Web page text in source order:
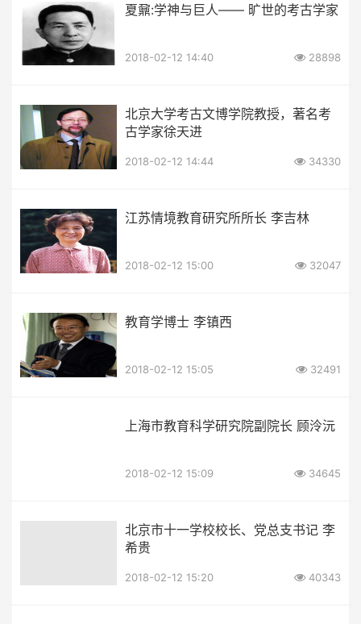
夏鼐:学神与巨人—— 旷世的考古学家
2018-02-12 14:40 28898
北京大学考古文博学院教授，著名考
古学家徐天进
2018-02-12 14:44 34330
江苏情境教育研究所所长 李吉林
2018-02-12 15:00 32047
教育学博士 李镇西
2018-02-12 15:05 32491
上海市教育科学研究院副院长 顾泠沅
2018-02-12 15:09 34645
北京市十一学校校长、党总支书记 李
希贵
2018-02-12 15:20 40343